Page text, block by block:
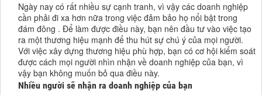
Ngày nay có rất nhiều sự cạnh tranh, vì vậy các doanh nghiệp
cần phải đi xa hơn nữa trong việc đảm bảo họ nổi bật trong
đám đông . Để làm được điều này, bạn nên đầu tư vào việc tạo
ra một thương hiệu mạnh để thu hút sự chú ý của mọi người.
Với việc xây dựng thương hiệu phù hợp, bạn có cơ hội kiểm soát
được cách mọi người nhìn nhận về doanh nghiệp của bạn, vì
vậy bạn không muốn bỏ qua điều này.
Nhiều người sẽ nhận ra doanh nghiệp của bạn